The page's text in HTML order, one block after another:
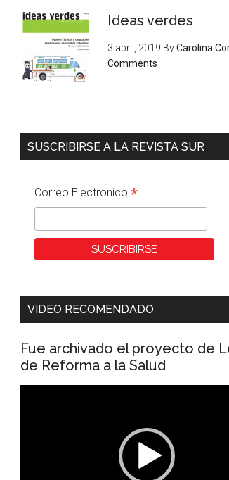
Ideas verdes
3 abril, 2019 ByCarolina
Comments
SUSCRIBIRSE A LA REVISTA SUR
Correo Electronico *
VIDEO RECOMENDADO
Fue archivado el proyecto de
de Reforma a la Salud